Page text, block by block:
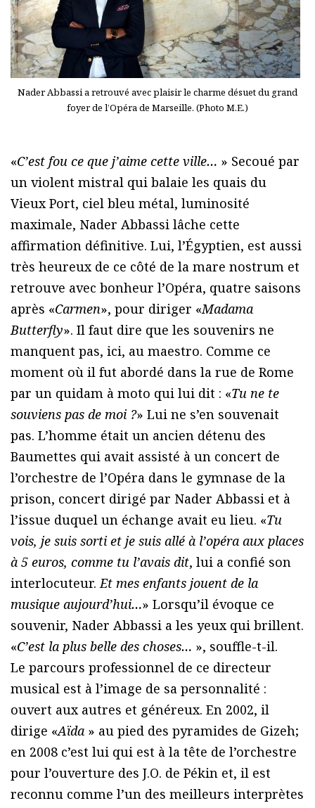
Nader Abbassi a retrouvé avec plaisir le charme désuet du grand
foyer de l’Opéra de Marseille. (Photo M.E.)
«C’est fou ce que j’aime cette ville… » Secoué par
un violent mistral qui balaie les quais du
Vieux Port, ciel bleu métal, luminosité
maximale, Nader Abbassi lâche cette
affirmation définitive. Lui, l’Égyptien, est aussi
très heureux de ce côté de la mare nostrum et
retrouve avec bonheur l’Opéra, quatre saisons
après «Carmen», pour diriger «Madama
Butterfly». Il faut dire que les souvenirs ne
manquent pas, ici, au maestro. Comme ce
moment où il fut abordé dans la rue de Rome
par un quidam à moto qui lui dit : «Tu ne te
souviens pas de moi ?» Lui ne s’en souvenait
pas. L’homme était un ancien détenu des
Baumettes qui avait assisté à un concert de
l’orchestre de l’Opéra dans le gymnase de la
prison, concert dirigé par Nader Abbassi et à
l’issue duquel un échange avait eu lieu. «Tu
vois, je suis sorti et je suis allé à l’opéra aux places
à 5 euros, comme tu l’avais dit, lui a confié son
interlocuteur.Et mes enfants jouent de la
musique aujourd’hui…» Lorsqu’il évoque ce
souvenir, Nader Abbassi a les yeux qui brillent.
«C’est la plus belle des choses… », souffle-t-il.
Le parcours professionnel de ce directeur
musical est à l’image de sa personnalité :
ouvert aux autres et généreux. En 2002, il
dirige «Aïda » au pied des pyramides de Gizeh;
en 2008 c’est lui qui est à la tête de l’orchestre
pour l’ouverture des J.O. de Pékin et, il est
reconnu comme l’un des meilleurs interprètes